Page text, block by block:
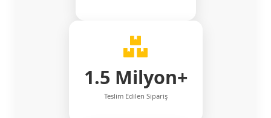
1.5 Milyon+
Teslim Edilen Sipariş